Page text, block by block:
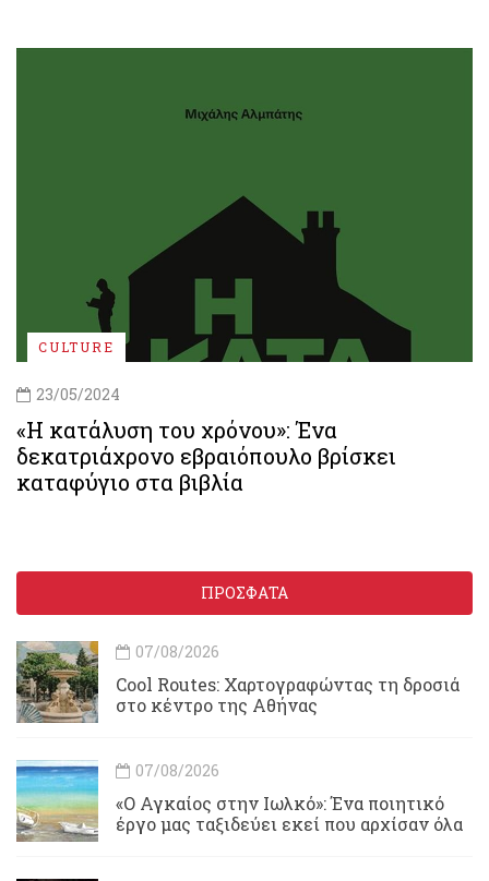
CULTURE
23/05/2024
«Η κατάλυση του χρόνου»: Ένα
δεκατριάχρονο εβραιόπουλο βρίσκει
καταφύγιο στα βιβλία
ΠΡΟΣΦΑΤΑ
07/08/2026
Cool Routes: Χαρτογραφώντας τη δροσιά
στο κέντρο της Αθήνας
07/08/2026
«Ο Αγκαίος στην Ιωλκό»: Ένα ποιητικό
έργο μας ταξιδεύει εκεί που αρχίσαν όλα